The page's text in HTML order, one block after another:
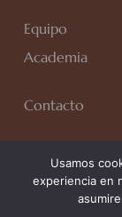
Equipo
Academia
Contacto
Avda. Rafa
Usamos
experiencia en